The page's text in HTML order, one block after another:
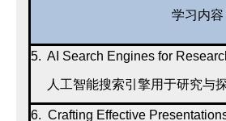
学习内容
5. AI Search Engines for
人工智能搜索引擎用于研究与
6. Crafting Effective